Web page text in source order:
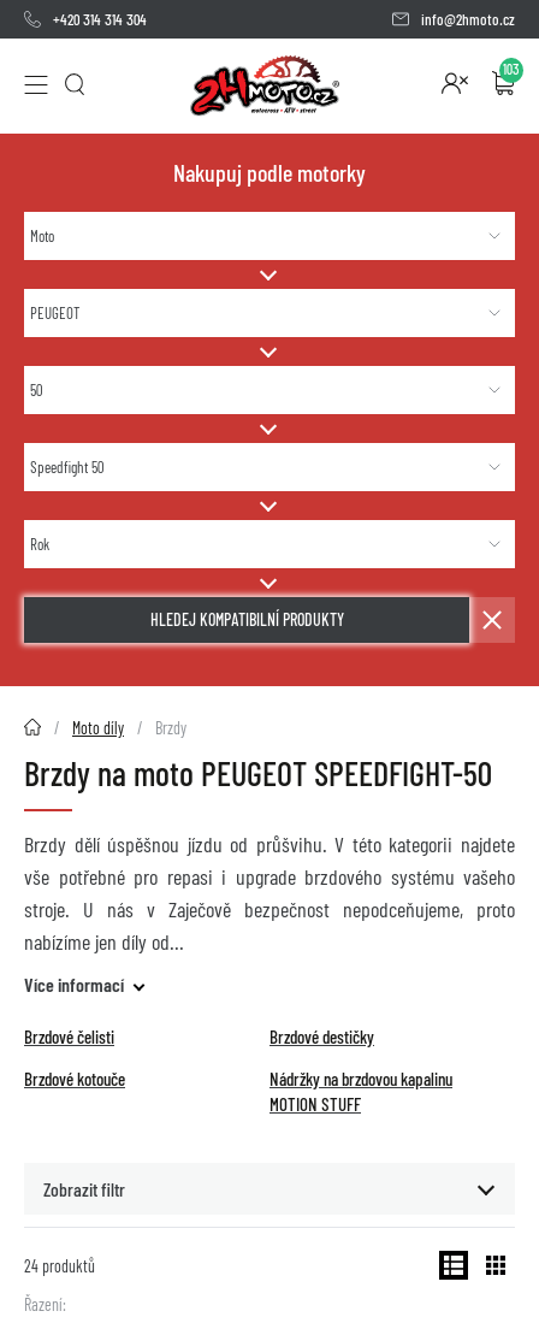
+420 314 314 304 info@2hmoto.cz
103
Nakupuj podle motorky
HLEDEJ KOMPATIBILNÍ PRODUKTY
2HMOTO.cz Moto díly Brzdy
Brzdy na moto PEUGEOT SPEEDFIGHT-50
Brzdy dělí úspěšnou jízdu od průšvihu. V této kategorii najdete
vše potřebné pro repasi i upgrade brzdového systému vašeho
stroje. U nás v Zaječově bezpečnost nepodceňujeme, proto
nabízíme jen díly od
Více informací
Brzdové čelisti
Brzdové destičky
Brzdové kotouče
Nádržky na brzdovou kapalinu
MOTION STUFF
Zobrazit filtr
24 produktů
Řazení